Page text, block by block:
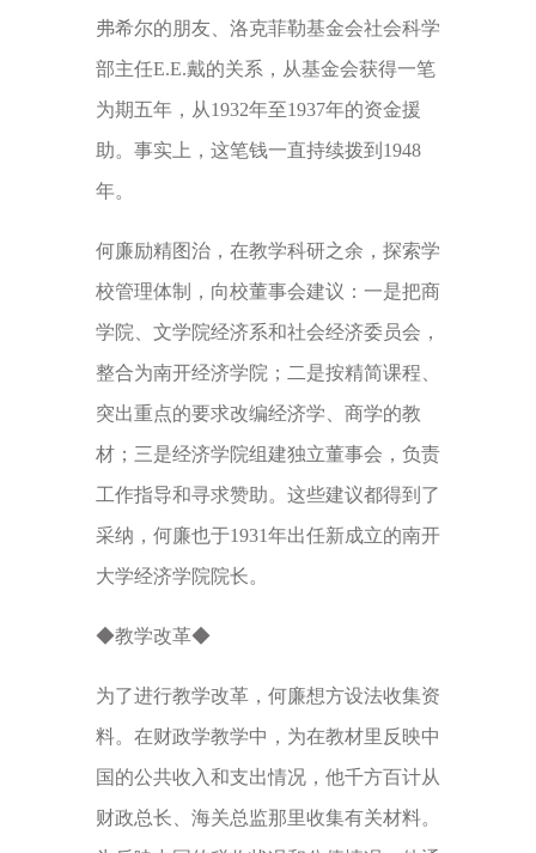
弗希尔的朋友、洛克菲勒基金会社会科学
部主任E.E.戴的关系，从基金会获得一笔
为期五年，从1932年至1937年的资金援
助。事实上，这笔钱一直持续拨到1948
年。
何廉励精图治，在教学科研之余，探索学
校管理体制，向校董事会建议：一是把商
学院、文学院经济系和社会经济委员会，
整合为南开经济学院；二是按精简课程、
突出重点的要求改编经济学、商学的教
材；三是经济学院组建独立董事会，负责
工作指导和寻求赞助。这些建议都得到了
采纳，何廉也于1931年出任新成立的南开
大学经济学院院长。
◆教学改革◆
为了进行教学改革，何廉想方设法收集资
料。在财政学教学中，为在教材里反映中
国的公共收入和支出情况，他千方百计从
财政总长、海关总监那里收集有关材料。